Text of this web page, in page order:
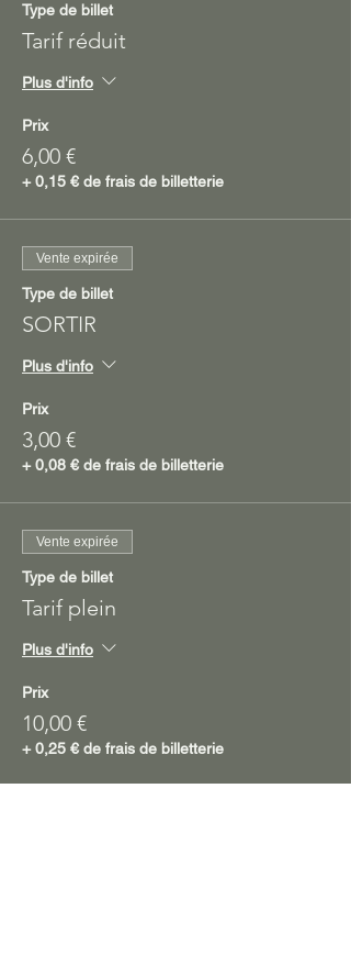
Type de billet
Tarif réduit
Plus d'info
Prix
6,00 €
+ 0,15 € de frais de billetterie
Vente expirée
Type de billet
SORTIR
Plus d'info
Prix
3,00 €
+ 0,08 € de frais de billetterie
Vente expirée
Type de billet
Tarif plein
Plus d'info
Prix
10,00 €
+ 0,25 € de frais de billetterie